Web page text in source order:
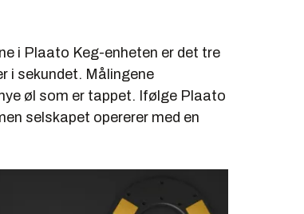
i Plaato Keg-enheten er det tre
i sekundet. Målingene
øl som er tappet. Ifølge Plaato
selskapet opererer med en